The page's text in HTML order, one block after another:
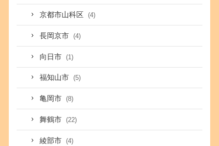
京都市山科区 (4)
長岡京市 (4)
向日市 (1)
福知山市 (5)
亀岡市 (8)
舞鶴市 (22)
綾部市 (4)